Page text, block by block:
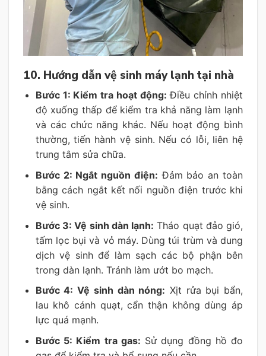
10. Hướng dẫn vệ sinh máy lạnh tại nhà
Bước 1: Kiểm tra hoạt động: Điều chỉnh nhiệt
độ xuống thấp để kiểm tra khả năng làm lạnh
và các chức năng khác. Nếu hoạt động bình
thường, tiến hành vệ sinh. Nếu có lỗi, liên hệ
trung tâm sửa chữa.
Bước 2: Ngắt nguồn điện: Đảm bảo an toàn
bằng cách ngắt kết nối nguồn điện trước khi
vệ sinh.
Bước 3: Vệ sinh dàn lạnh: Tháo quạt đảo gió,
tấm lọc bụi và vỏ máy. Dùng túi trùm và dung
dịch vệ sinh để làm sạch các bộ phận bên
trong dàn lạnh. Tránh làm ướt bo mạch.
Bước 4: Vệ sinh dàn nóng: Xịt rửa bụi bẩn,
lau khô cánh quạt, cẩn thận không dùng áp
lực quá mạnh.
Bước 5: Kiểm tra gas: Sử dụng đồng hồ đo